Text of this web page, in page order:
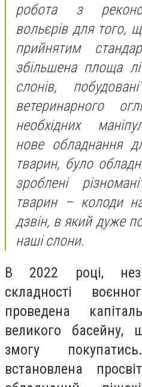
робота з
вольєрів для того,
прийнятим
збільшена площа
слонів,
ветеринарного
необхідних
нове обладнання
тварин, було
зроблені
тварин – колоди
дзвін, в який дуже
наші слони.
В 2022 році,
складності
проведена
великого
змогу
встановлена